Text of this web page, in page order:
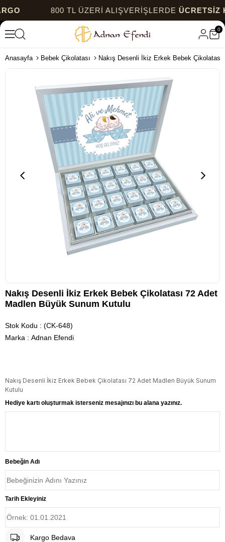
800 TL ÜZERİ ALIŞVERİŞLERDEÜCRETSİZ
0
Anasayfa Bebek Çikolatası
Nakış Desenli İkiz Erkek Bebek Çikolatası 72 Adet
Madlen Büyük Sunum Kutulu
Stok Kodu
(CK-648)
Marka : Adnan Efendi
Nakış Desenli İkiz Erkek Bebek Çikolatası 72 Adet Madlen Büyük Sunum
Kutulu
Hediye kartı oluşturmak isterseniz mesajınızı bu alana yazınız.
Bebeğin Adı
Tarih Ekleyiniz
Kargo Bedava